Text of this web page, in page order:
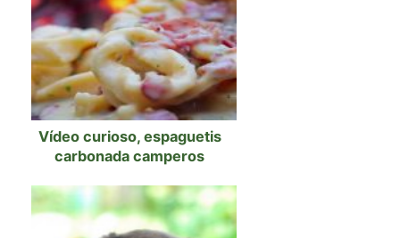
Vídeo curioso, espaguetis
carbonada camperos